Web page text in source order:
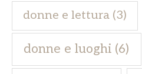
donne e lettura(3)
donne e luoghi (6)